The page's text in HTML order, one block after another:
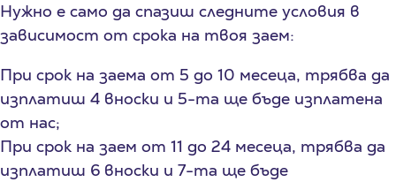
Нужно е само да спазиш следните условия в
зависимост от срока на твоя заем:
При срок на заема от 5 до 10 месеца, трябва да
изплатиш 4 вноски и 5-та ще бъде изплатена
от нас;
При срок на заем от 11 до 24 месеца, трябва да
изплатиш 6 вноски и 7-та ще бъде